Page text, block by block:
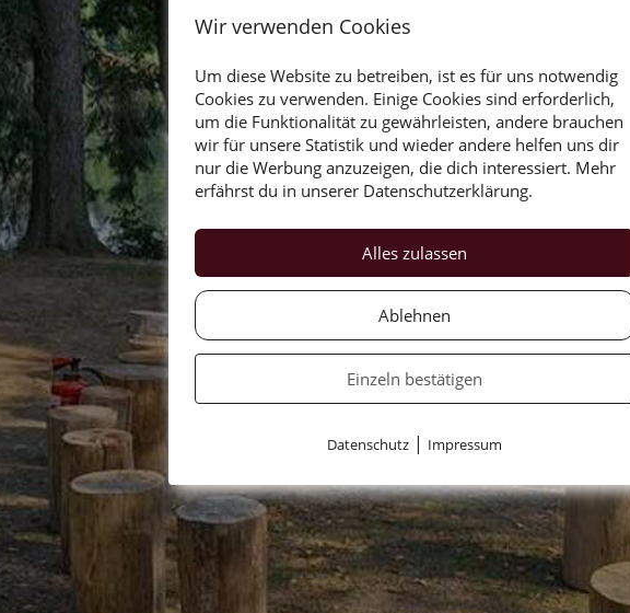
Wir verwenden Cookies
Um diese Website zu betreiben, ist es für uns notwendig
Cookies zu verwenden. Einige Cookies sind erforderlich,
um die Funktionalität zu gewährleisten, andere brauchen
wir für unsere Statistik und wieder andere helfen uns dir
nur die Werbung anzuzeigen, die dich interessiert. Mehr
erfährst du in unserer Datenschutzerklärung.
Alles zulassen
Ablehnen
Einzeln bestätigen
Datenschutz | Impressum